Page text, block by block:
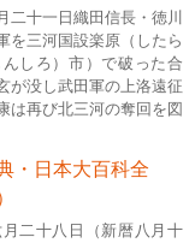
二十一日織田信長・徳川
を三河国設楽原（したら
しろ）市）で破った合
が没し武田軍の上洛遠征
は再び北三河の奪回を図
・日本大百科全
二十八日（新暦八月十